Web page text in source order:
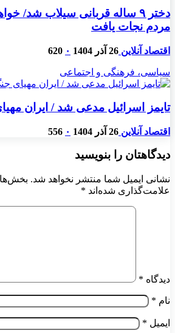
مردم نجات یافت
اقتصاد آنلاین 26 آذر 1404 ۰ 620
سیاسی، فرهنگی و اجتماعی
تایمز اسرائیل مدعی شد / ایران
اقتصاد آنلاین 26 آذر 1404 ۰ 556
دیدگاهتان را بنویسید
نشانی ایمیل شما منتشر نخواهد شد.
علامت‌گذاری شده‌اند *
دیدگاه *
نام *
ایمیل *